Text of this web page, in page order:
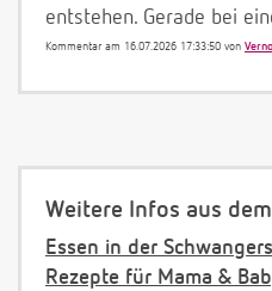
entstehen. Gerade bei
Kommentar am 16.07.2026 17:33:50 von
Weitere Infos aus
Essen in der
Rezepte für Mama &